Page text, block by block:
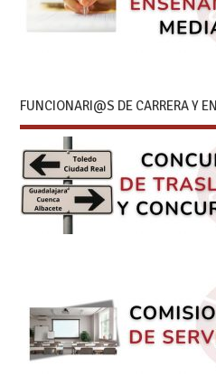
FUNCIONARI@S DE CARRERA Y